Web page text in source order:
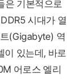
은 기본적으로
시대가 열
(Gigabyte) 역
이 있는데, 바로
어로스 엘리